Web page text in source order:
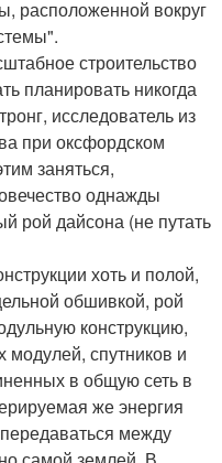
расположенной вокруг
строительство
планировать никогда
исследователь из
при оксфордском
заняться,
однажды
рой дайсона (не путать
хоть и полой,
обшивкой, рой
конструкцию,
спутников и
в общую сеть в
же энергия
между